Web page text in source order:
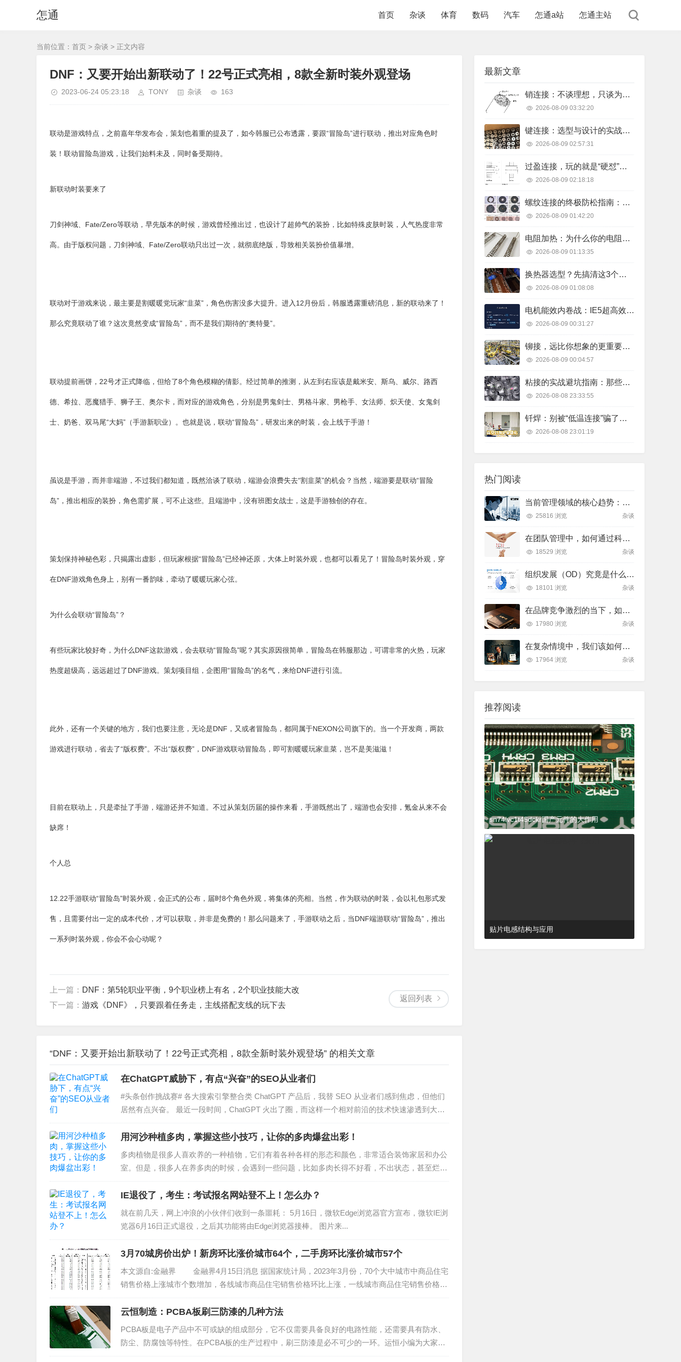
怎通 首页 杂谈 体育 数码 汽车 怎通a站 怎通主站
当前位置： 首页 > 杂谈 > 正文内容
DNF：又要开始出新联动了！22号正式亮相，8款全新时装外观登场
2023-06-24 05:23:18 TONY 杂谈 163
联动是游戏特点，之前嘉年华发布会，策划也着重的提及了，如今韩服已公布透露，要跟“冒险岛”进行联动，推出对应角色时
装！联动冒险岛游戏，让我们始料未及，同时备受期待。
新联动时装要来了
刀剑神域、Fate/Zero等联动，早先版本的时候，游戏曾经推出过，也设计了超帅气的装扮，比如特殊皮肤时装，人气热度非常
高。由于版权问题，刀剑神域、Fate/Zero联动只出过一次，就彻底绝版，导致相关装扮价值暴增。
联动对于游戏来说，最主要是割暖暖党玩家“韭菜”，角色伤害没多大提升。进入12月份后，韩服透露重磅消息，新的联动来了！
那么究竟联动了谁？这次竟然变成“冒险岛”，而不是我们期待的“奥特曼”。
联动提前画饼，22号才正式降临，但给了8个角色模糊的倩影。经过简单的推测，从左到右应该是戴米安、斯乌、威尔、路西
德、希拉、恶魔猎手、狮子王、奥尔卡，而对应的游戏角色，分别是男鬼剑士、男格斗家、男枪手、女法师、炽天使、女鬼剑
士、奶爸、双马尾“大妈”（手游新职业）。也就是说，联动“冒险岛”，研发出来的时装，会上线于手游！
虽说是手游，而并非端游，不过我们都知道，既然洽谈了联动，端游会浪费失去“割韭菜”的机会？当然，端游要是联动“冒险
岛”，推出相应的装扮，角色需扩展，可不止这些。且端游中，没有班图女战士，这是手游独创的存在。
策划保持神秘色彩，只揭露出虚影，但玩家根据“冒险岛”已经神还原，大体上时装外观，也都可以看见了！冒险岛时装外观，穿
在DNF游戏角色身上，别有一番韵味，牵动了暖暖玩家心弦。
为什么会联动“冒险岛”？
有些玩家比较好奇，为什么DNF这款游戏，会去联动“冒险岛”呢？其实原因很简单，冒险岛在韩服那边，可谓非常的火热，玩家
热度超级高，远远超过了DNF游戏。策划项目组，企图用“冒险岛”的名气，来给DNF进行引流。
此外，还有一个关键的地方，我们也要注意，无论是DNF，又或者冒险岛，都同属于NEXON公司旗下的。当一个开发商，两款
游戏进行联动，省去了“版权费”。不出“版权费”，DNF游戏联动冒险岛，即可割暖暖玩家韭菜，岂不是美滋滋！
目前在联动上，只是牵扯了手游，端游还并不知道。不过从策划历届的操作来看，手游既然出了，端游也会安排，氪金从来不会
缺席！
个人总
12.22手游联动“冒险岛”时装外观，会正式的公布，届时8个角色外观，将集体的亮相。当然，作为联动的时装，会以礼包形式发
售，且需要付出一定的成本代价，才可以获取，并非是免费的！那么问题来了，手游联动之后，当DNF端游联动“冒险岛”，推出
一系列时装外观，你会不会心动呢？
返回列表
上一篇： DNF：第5轮职业平衡，9个职业榜上有名，2个职业技能大改
下一篇： 游戏《DNF》，只要跟着任务走，主线搭配支线的玩下去
“DNF：又要开始出新联动了！22号正式亮相，8款全新时装外观登场” 的相关文章
在ChatGPT威胁下，有点“兴奋”的SEO从业者们
#头条创作挑战赛# 各大搜索引擎整合类 ChatGPT 产品后，我替 SEO 从业者们感到焦虑，但他们
居然有点兴奋。 最近一段时间，ChatGPT 火出了圈，而这样一个相对前沿的技术快速渗透到大众
层面，个人感觉除了确实“升级”C 端体验之外，很重要一个原因是它和每...
用河沙种植多肉，掌握这些小技巧，让你的多肉爆盆出彩！
多肉植物是很多人喜欢养的一种植物，它们有着各种各样的形态和颜色，非常适合装饰家居和办公
室。但是，很多人在养多肉的时候，会遇到一些问题，比如多肉长得不好看，不出状态，甚至烂根
死亡。这些问题往往和土壤的选择有关。那么，什么样的土壤才适合多肉呢？今天，我就来给大家
介绍一种简单又实用的土壤配方，那...
IE退役了，考生：考试报名网站登不上！怎么办？
就在前几天，网上冲浪的小伙伴们收到一条噩耗： 5月16日，微软Edge浏览器官方宣布，微软IE浏
览器6月16日正式退役，之后其功能将由Edge浏览器接棒。 图片来...
3月70城房价出炉！新房环比涨价城市64个，二手房环比涨价城市57个
本文源自:金融界 金融界4月15日消息 据国家统计局，2023年3月份，70个大中城市中商品住宅
销售价格上涨城市个数增加，各线城市商品住宅销售价格环比上涨，一线城市商品住宅销售价格同
比上涨、二三线城市同比降幅收窄。 新房方面，昆明以1.2%涨幅环比领涨，成都同比涨价8....
云恒制造：PCBA板刷三防漆的几种方法
PCBA板是电子产品中不可或缺的组成部分，它不仅需要具备良好的电路性能，还需要具有防水、
防尘、防腐蚀等特性。在PCBA板的生产过程中，刷三防漆是必不可少的一环。运恒小编为大家介
绍几种常见的刷三防漆方法。一、手工涂刷法手工涂刷法是最基础的PCBA板刷三防漆方法，适用
最新文章
销连接：不谈理想，只谈为什么你的销子总断？
2026-08-09 03:32:20
键连接：选型与设计的实战心法，少一个校核都可能翻车
2026-08-09 02:57:31
过盈连接，玩的就是“硬怼”的艺术
2026-08-09 02:18:18
螺纹连接的终极防松指南：为什么你的螺栓总是松动？
2026-08-09 01:42:20
电阻加热：为什么你的电阻丝总是烧断？
2026-08-09 01:13:35
换热器选型？先搞清这3个残酷真相
2026-08-09 01:08:08
电机能效内卷战：IE5超高效电机凭什么一年省下几十万？
2026-08-09 00:31:27
铆接，远比你想象的更重要——现代工业的隐形骨架
2026-08-09 00:04:57
粘接的实战避坑指南：那些年我们一起踩过的胶水雷区
2026-08-08 23:33:55
钎焊：别被“低温连接”骗了，里头的门道深着呢
2026-08-08 23:01:19
热门阅读
当前管理领域的核心趋势：多维度解析与实践方向
25816 浏览 杂谈
在团队管理中，如何通过科学的领导艺术激发成员潜力并实现目标？
18529 浏览 杂谈
组织发展（OD）究竟是什么？如何有效推进并解决企业管理难题？
18101 浏览 杂谈
在品牌竞争激烈的当下，如何通过科学管理让品牌成为消费者心中不可替代的存在？
17980 浏览 杂谈
在复杂情境中，我们该如何做出符合伦理的决策？
17964 浏览 杂谈
推荐阅读
sn74lvc1t45dckr国产元件的大作用
2024-03-27 15:23:21 杂谈
贴片电感结构与应用